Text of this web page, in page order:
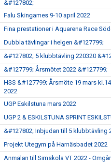
&#127802;
Falu Skingames 9-10 april 2022
Fina prestationer i Aquarena Race
Dubbla tävlingar i helgen &#127799;
&#127802; 5 klubbtävling 220320
&#127799; Årsmötet 2022 &#127799;
HSS &#127799; Årsmöte 19 mars
2022
UGP Eskilstuna mars 2022
UGP 2 & ESKILSTUNA SPRINT
&#127802; Inbjudan till 5 klubbtävling
Projekt Utegym på Harnäsbadet 2022
Anmälan till Simskola VT 2022 -